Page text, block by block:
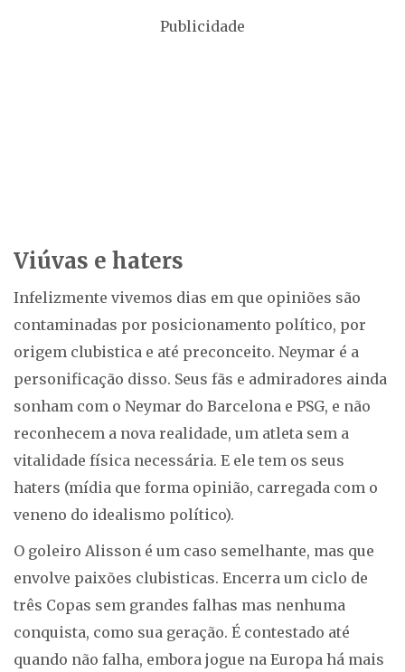
Publicidade
Viúvas e haters
Infelizmente vivemos dias em que opiniões são
contaminadas por posicionamento político, por
origem clubistica e até preconceito. Neymar é a
personificação disso. Seus fãs e admiradores ainda
sonham com o Neymar do Barcelona e PSG, e não
reconhecem a nova realidade, um atleta sem a
vitalidade física necessária. E ele tem os seus
haters (mídia que forma opinião, carregada com o
veneno do idealismo político).
O goleiro Alisson é um caso semelhante, mas que
envolve paixões clubisticas. Encerra um ciclo de
três Copas sem grandes falhas mas nenhuma
conquista, como sua geração. É contestado até
quando não falha, embora jogue na Europa há mais